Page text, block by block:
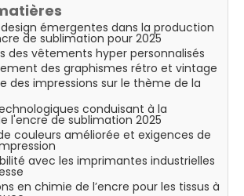
design émergentes dans la production
de sublimation pour 2025
des vêtements hyper personnalisés
des graphismes rétro et vintage
des impressions sur le thème de la
conduisant à la
l'encre de sublimation 2025
couleurs améliorée et exigences de
avec les imprimantes industrielles
en chimie de l’encre pour les tissus à